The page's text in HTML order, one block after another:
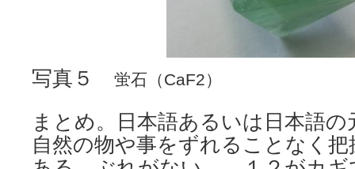
写真５ 蛍石（CaF2）
まとめ。日本語あるいは日本語
自然の物や事をずれることなく